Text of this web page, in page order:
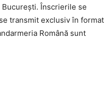
București. Înscrierile se
transmit exclusiv în format
Română sunt